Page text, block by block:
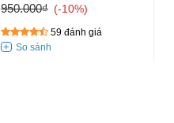
950.000₫
-10%
59 đánh giá